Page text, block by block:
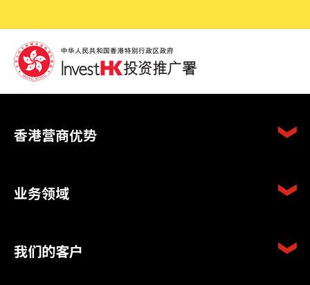
香港营商优势
业务领域
我们的客户